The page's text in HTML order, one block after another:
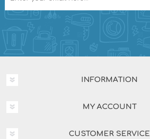
INFORMATION
MY ACCOUNT
CUSTOMER SERVICE